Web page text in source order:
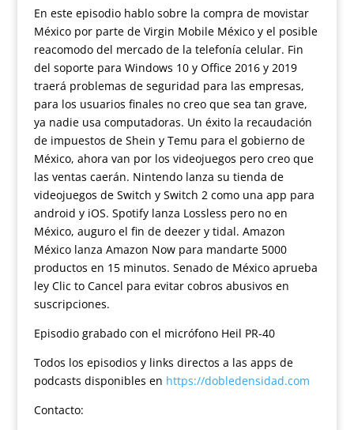
En este episodio hablo sobre la compra de movistar
México por parte de Virgin Mobile México y el posible
reacomodo del mercado de la telefonía celular. Fin
del soporte para Windows 10 y Office 2016 y 2019
traerá problemas de seguridad para las empresas,
para los usuarios finales no creo que sea tan grave,
ya nadie usa computadoras. Un éxito la recaudación
de impuestos de Shein y Temu para el gobierno de
México, ahora van por los videojuegos pero creo que
las ventas caerán. Nintendo lanza su tienda de
videojuegos de Switch y Switch 2 como una app para
android y iOS. Spotify lanza Lossless pero no en
México, auguro el fin de deezer y tidal. Amazon
México lanza Amazon Now para mandarte 5000
productos en 15 minutos. Senado de México aprueba
ley Clic to Cancel para evitar cobros abusivos en
suscripciones.
Episodio grabado con el micrófono Heil PR-40
Todos los episodios y links directos a las apps de
podcasts disponibles en https://dobledensidad.com
Contacto: